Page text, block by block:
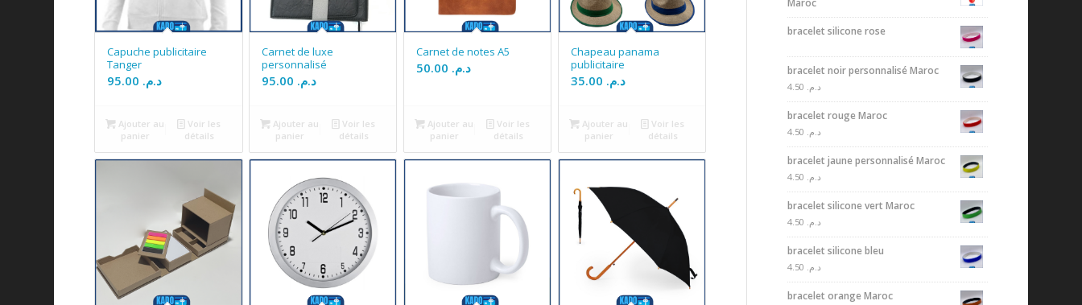
Capuche publicitaire
Tanger
د.م.
Ajouter au
panier
Voir les
détails
Carnet de luxe
personnalisé
د.م.
Ajouter au
panier
Voir les
détails
Carnet de notes A5
د.م.
Ajouter au
panier
Voir les
détails
Chapeau panama
publicitaire
د.م.
Ajouter au
panier
Voir les
détails
Maroc
bracelet silicone rose
bracelet noir personnalisé Maroc
د.م.
bracelet rouge Maroc
د.م.
bracelet jaune personnalisé Maroc
د.م.
bracelet silicone vert Maroc
د.م.
bracelet silicone bleu
د.م.
bracelet orange Maroc